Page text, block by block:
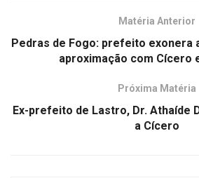
Matéria Anterior
Pedras de Fogo: prefeito exonera
aproximação com Cícero
Próxima Matéria
Ex-prefeito de Lastro, Dr. Athaíde
a Cícero